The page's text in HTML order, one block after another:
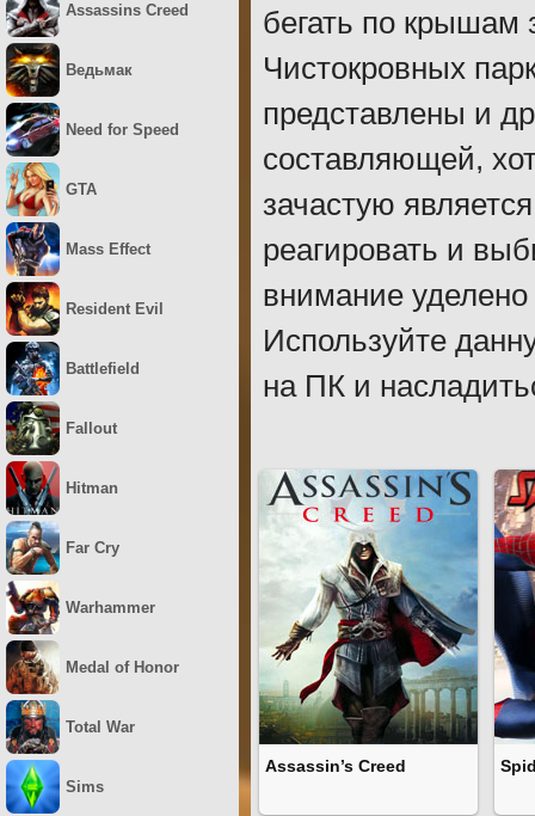
бегать по крышам
Чистокровных
представлены и
составляющей,
зачастую
реагировать и
внимание
Используйте
на ПК и
Assassin’s Creed
Assassins Creed
Ведьмак
Need for Speed
GTA
Mass Effect
Resident Evil
Battlefield
Fallout
Hitman
Far Cry
Warhammer
Medal of Honor
Total War
Sims